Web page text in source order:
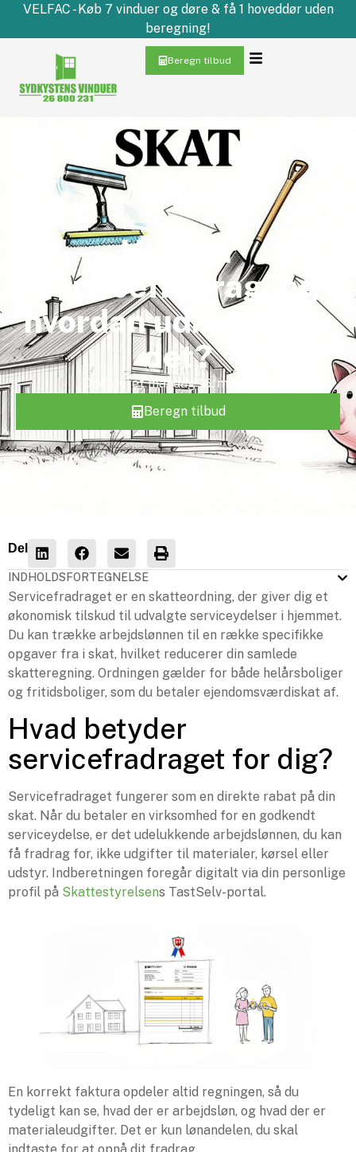
VELFAC - Køb 7 vinduer og døre & få 1 hoveddør uden
beregning!
Beregn tilbud
Hvad er
servicefradrag, og
hvordan udnytter du
det?
Opdateret mandag 16. mar 2026
Beregn tilbud
Del
INDHOLDSFORTEGNELSE
Servicefradraget er en skatteordning, der giver dig et
økonomisk tilskud til udvalgte serviceydelser i hjemmet.
Du kan trække arbejdslønnen til en række specifikke
opgaver fra i skat, hvilket reducerer din samlede
skatteregning. Ordningen gælder for både helårsboliger
og fritidsboliger, som du betaler ejendomsværdiskat af.
Hvad betyder
servicefradraget for dig?
Servicefradraget fungerer som en direkte rabat på din
skat. Når du betaler en virksomhed for en godkendt
serviceydelse, er det udelukkende arbejdslønnen, du kan
få fradrag for, ikke udgifter til materialer, kørsel eller
udstyr. Indberetningen foregår digitalt via din personlige
profil på Skattestyrelsens TastSelv-portal.
En korrekt faktura opdeler altid regningen, så du
tydeligt kan se, hvad der er arbejdsløn, og hvad der er
materialeudgifter. Det er kun lønandelen, du skal